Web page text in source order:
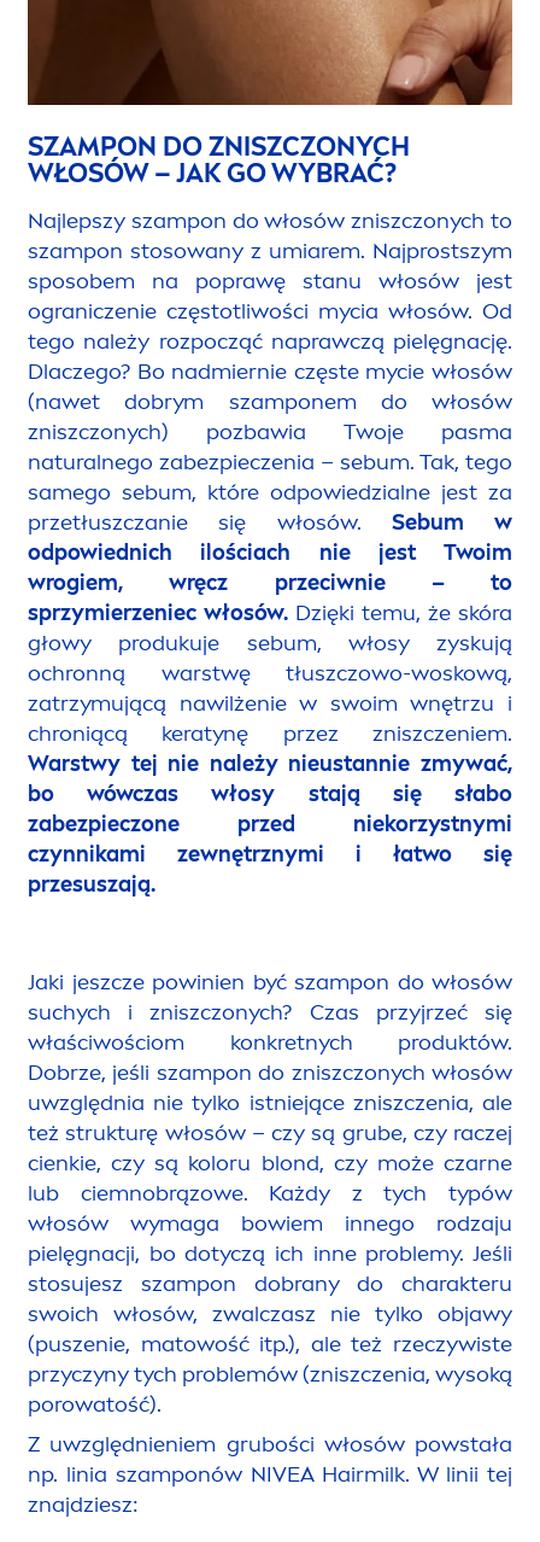
SZAMPON DO ZNISZCZONYCH
WŁOSÓW – JAK GO WYBRAĆ?
Najlepszy szampon do włosów zniszczonych to
szampon stosowany z umiarem. Najprostszym
sposobem na poprawę stanu włosów jest
ograniczenie częstotliwości mycia włosów. Od
tego należy rozpocząć naprawczą pielęgnację.
Dlaczego? Bo nadmiernie częste mycie włosów
(nawet dobrym szamponem do włosów
zniszczonych) pozbawia Twoje pasma
naturalnego zabezpieczenia – sebum. Tak, tego
samego sebum, które odpowiedzialne jest za
przetłuszczanie się włosów. Sebum w
odpowiednich ilościach nie jest Twoim
wrogiem, wręcz przeciwnie – to
sprzymierzeniec włosów. Dzięki temu, że skóra
głowy produkuje sebum, włosy zyskują
ochronną warstwę tłuszczowo-woskową,
zatrzymującą nawilżenie w swoim wnętrzu i
chroniącą keratynę przez zniszczeniem.
Warstwy tej nie należy nieustannie zmywać,
bo wówczas włosy stają się słabo
zabezpieczone przed niekorzystnymi
czynnikami zewnętrznymi i łatwo się
przesuszają.
Jaki jeszcze powinien być szampon do włosów
suchych i zniszczonych? Czas przyjrzeć się
właściwościom konkretnych produktów.
Dobrze, jeśli szampon do zniszczonych włosów
uwzględnia nie tylko istniejące zniszczenia, ale
też strukturę włosów – czy są grube, czy raczej
cienkie, czy są koloru blond, czy może czarne
lub ciemnobrązowe. Każdy z tych typów
włosów wymaga bowiem innego rodzaju
pielęgnacji, bo dotyczą ich inne problemy. Jeśli
stosujesz szampon dobrany do charakteru
swoich włosów, zwalczasz nie tylko objawy
(puszenie, matowość itp.), ale też rzeczywiste
przyczyny tych problemów (zniszczenia, wysoką
porowatość).
Z uwzględnieniem grubości włosów powstała
np. linia szamponów NIVEAHairmilk. W linii tej
znajdziesz: